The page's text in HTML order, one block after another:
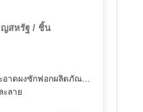
ญสหรัฐ / ชิ้น
ะอาดผงซักฟอกผลิตภัณฑ์ดูแลผิวผลิตภั
ะลาย